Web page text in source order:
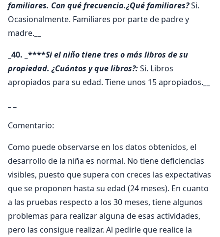
familiares. Con qué frecuencia.¿Qué familiares?Si.
Ocasionalmente. Familiares por parte de padre y
madre.
_40. _****Si el niño tiene tres o más libros de su
propiedad. ¿Cuántos y que libros?:Si. Libros
apropiados para su edad. Tiene unos 15 apropiados.
Comentario:
Como puede observarse en los datos obtenidos, el
desarrollo de la niña es normal. No tiene deficiencias
visibles, puesto que supera con creces las expectativas
que se proponen hasta su edad (24 meses). En cuanto
a las pruebas respecto a los 30 meses, tiene algunos
problemas para realizar alguna de esas actividades,
pero las consigue realizar. Al pedirle que realice la